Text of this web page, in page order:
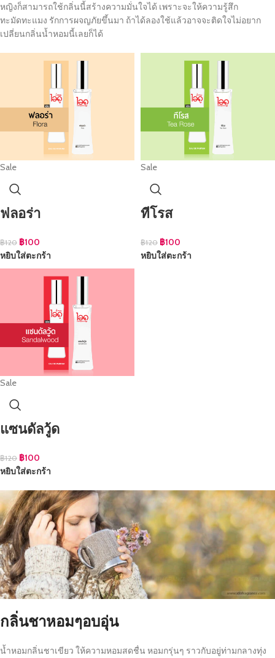
หญิงก็สามารถใช้กลิ่นนี้สร้างความมั่นใจได้ เพราะจะให้ความรู้สึก
ทะมัดทะแมง รักการผจญภัยขึ้นมา ถ้าได้ลองใช้แล้วอาจจะติดใจไม่อยาก
เปลี่ยนกลิ่นน้ำหอมนี้เลยก็ได้
Sale
ฟลอร่า
฿120 ฿100
หยิบใส่ตะกร้า
Sale
ทีโรส
฿120 ฿100
หยิบใส่ตะกร้า
Sale
แซนดัลวู้ด
฿120 ฿100
หยิบใส่ตะกร้า
กลิ่นชาหอมๆอบอุ่น
น้ำหอมกลิ่นชาเขียว ให้ความหอมสดชื่น หอมกรุ่นๆ ราวกับอยู่ท่ามกลางทุ่ง